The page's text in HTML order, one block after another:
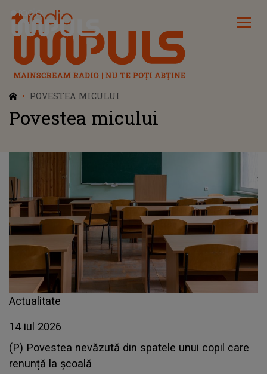
Radio Impuls
POVESTEA MICULUI
Povestea micului
Actualitate
14 iul 2026
(P) Povestea nevăzută din spatele unui copil care
renunță la școală